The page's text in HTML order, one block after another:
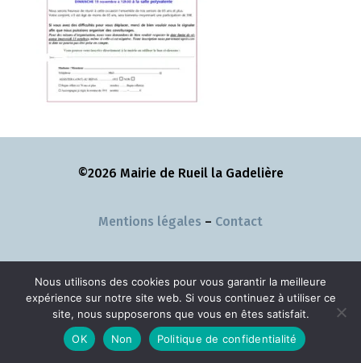
©2026 Mairie de Rueil la Gadelière
Mentions légales – Contact
Nous utilisons des cookies pour vous garantir la meilleure
expérience sur notre site web. Si vous continuez à utiliser ce
site, nous supposerons que vous en êtes satisfait.
OK
Non Politique de confidentialité